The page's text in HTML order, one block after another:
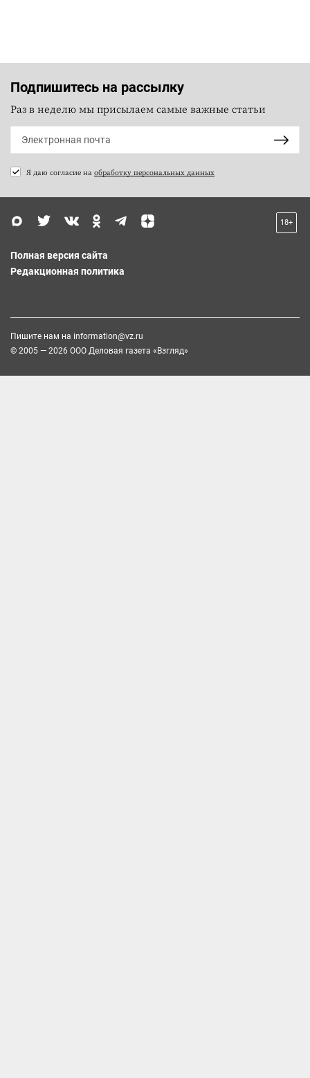
Подпишитесь на рассылку
Раз в неделю мы присылаем самые важные статьи
Я даю согласие на обработку персональных данных
18+
Полная версия сайта
Редакционная политика
Пишите нам на information@vz.ru
© 2005 — 2026 ООО Деловая газета «Взгляд»